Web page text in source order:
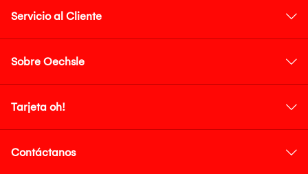
Servicio al Cliente
Sobre Oechsle
Tarjeta oh!
Contáctanos